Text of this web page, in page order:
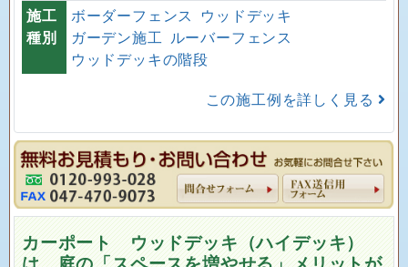
施工
種別
ボーダーフェンス ウッドデッキ
ガーデン施工 ルーバーフェンス
ウッドデッキの階段
この施工例を詳しく見る
カーポート ウッドデッキ（ハイデッキ）